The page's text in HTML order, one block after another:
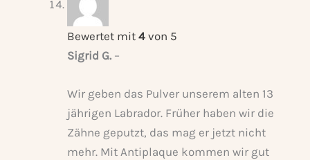
Bewertet mit4 von 5
Sigrid G. –
Wir geben das Pulver unserem alten 13
jährigen Labrador. Früher haben wir die
Zähne geputzt, das mag er jetzt nicht
mehr. Mit Antiplaque kommen wir gut